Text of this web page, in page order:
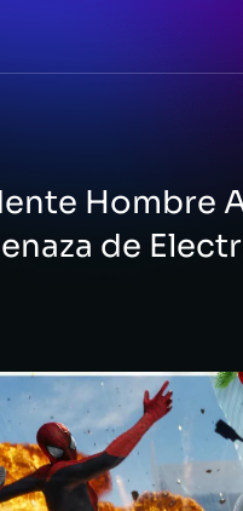
Hombre
de